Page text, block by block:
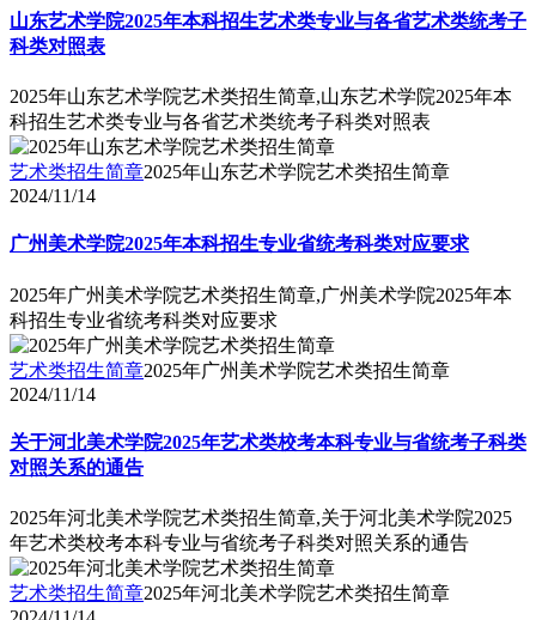
山东艺术学院2025年本科招生艺术类专业与各省艺术类统考子
科类对照表
2025年山东艺术学院艺术类招生简章,山东艺术学院2025年本
科招生艺术类专业与各省艺术类统考子科类对照表
艺术类招生简章2025年山东艺术学院艺术类招生简章
2024/11/14
广州美术学院2025年本科招生专业省统考科类对应要求
2025年广州美术学院艺术类招生简章,广州美术学院2025年本
科招生专业省统考科类对应要求
艺术类招生简章2025年广州美术学院艺术类招生简章
2024/11/14
关于河北美术学院2025年艺术类校考本科专业与省统考子科类
对照关系的通告
2025年河北美术学院艺术类招生简章,关于河北美术学院2025
年艺术类校考本科专业与省统考子科类对照关系的通告
艺术类招生简章2025年河北美术学院艺术类招生简章